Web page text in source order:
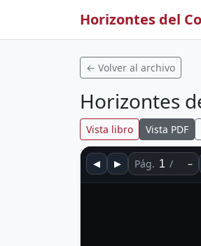
Horizontes del
← Volver al archivo
Horizontes
Vista libro Vista PDF